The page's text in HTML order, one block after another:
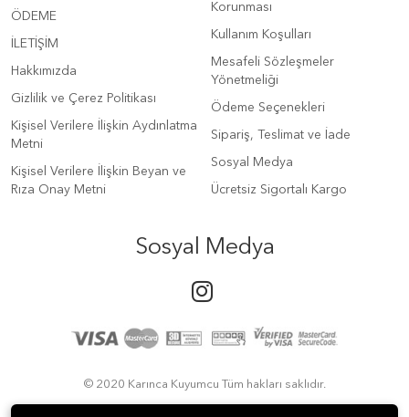
ÖDEME
İLETİŞİM
Hakkımızda
Gizlilik ve Çerez Politikası
Kişisel Verilere İlişkin Aydınlatma
Metni
Kişisel Verilere İlişkin Beyan ve
Rıza Onay Metni
Korunması
Kullanım Koşulları
Mesafeli Sözleşmeler
Yönetmeliği
Ödeme Seçenekleri
Sipariş, Teslimat ve İade
Sosyal Medya
Ücretsiz Sigortalı Kargo
Sosyal Medya
© 2020 Karınca Kuyumcu Tüm hakları saklıdır.